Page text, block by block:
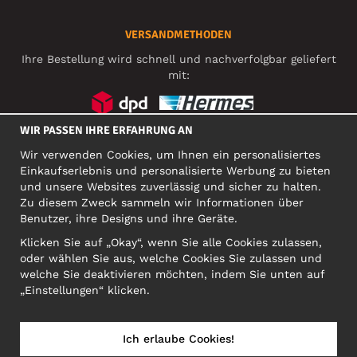
VERSANDMETHODEN
Ihre Bestellung wird schnell und nachverfolgbar geliefert
mit:
FIRMA
Narva mnt 5, EE-10117 Tallinn
Org: 12356245, VAT: EE101578318
ACHTUNG! Produktrücksendungen nicht an diese Adresse
WIR PASSEN IHRE ERFAHRUNG AN
Wir verwenden Cookies, um Ihnen ein personalisiertes
Einkaufserlebnis und personalisierte Werbung zu bieten
und unsere Websites zuverlässig und sicher zu halten.
Zu diesem Zweck sammeln wir Informationen über
Benutzer, ihre Designs und ihre Geräte.
Klicken Sie auf „Okay“, wenn Sie alle Cookies zulassen,
oder wählen Sie aus, welche Cookies Sie zulassen und
welche Sie deaktivieren möchten, indem Sie unten auf
„Einstellungen“ klicken.
Ich erlaube Cookies!